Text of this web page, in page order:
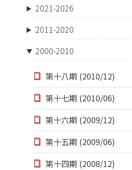
2021-2026
2011-2020
2000-2010
第十八期 (2010/12)
第十七期 (2010/06)
第十六期 (2009/12)
第十五期 (2009/06)
第十四期 (2008/12)